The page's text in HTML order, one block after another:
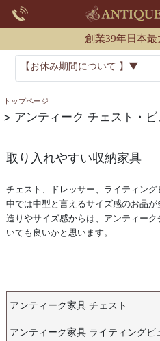
創業39年日本
【お休み期間について 】▼
トップページ
アンティーク チェスト・
取り入れやすい収納家具
チェスト、ドレッサー、ライティン
中では中型と言えるサイズ感のお品
造りやサイズ感からは、アンティー
いても良いかと思います。
アンティーク家具 チェスト
アンティーク家具 ライティングビ